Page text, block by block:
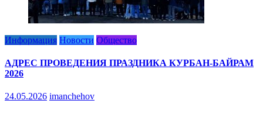
Информация Новости Общество
АДРЕС ПРОВЕДЕНИЯ ПРАЗДНИКА КУРБАН-БАЙРАМ
2026
24.05.2026 imanchehov